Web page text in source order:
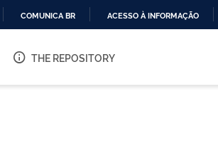
O
COMUNICA BR ACESSO À INFORMAÇÃO
THE REPOSITORY